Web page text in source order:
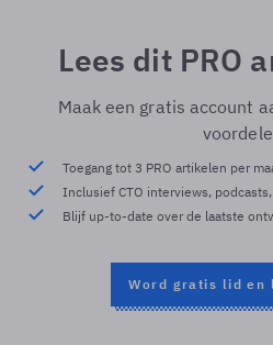
Lees dit PRO
Maak een gratis account
Toegang tot 3 PRO artikelen per
Inclusief CTO interviews,
Blijf up-to-date over de laatste
Word gratis lid en